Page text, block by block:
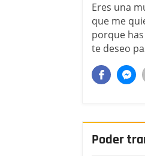
Eres una
que me
porque
te deseo
Poder